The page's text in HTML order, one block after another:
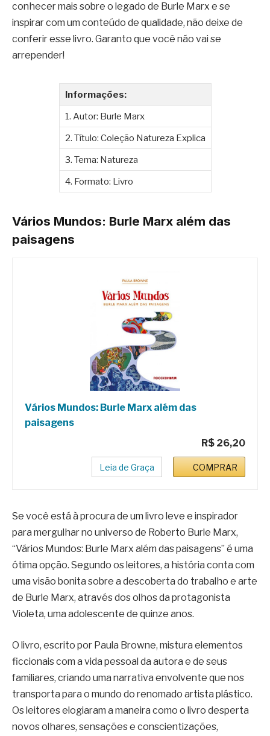
conhecer mais sobre o legado de Burle Marx e se
inspirar com um conteúdo de qualidade, não deixe de
conferir esse livro. Garanto que você não vai se
arrepender!
Informações:
1. Autor: Burle Marx
2. Título: Coleção Natureza Explica
3. Tema: Natureza
4. Formato: Livro
Vários Mundos: Burle Marx além das
paisagens
Vários Mundos: Burle Marx além das
paisagens
R$ 26,20
Leia de Graça COMPRAR
Se você está à procura de um livro leve e inspirador
para mergulhar no universo de Roberto Burle Marx,
“Vários Mundos: Burle Marx além das paisagens” é uma
ótima opção. Segundo os leitores, a história conta com
uma visão bonita sobre a descoberta do trabalho e arte
de Burle Marx, através dos olhos da protagonista
Violeta, uma adolescente de quinze anos.
O livro, escrito por Paula Browne, mistura elementos
ficcionais com a vida pessoal da autora e de seus
familiares, criando uma narrativa envolvente que nos
transporta para o mundo do renomado artista plástico.
Os leitores elogiaram a maneira como o livro desperta
novos olhares, sensações e conscientizações,